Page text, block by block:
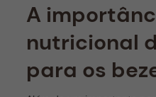
A
nutricional
para os